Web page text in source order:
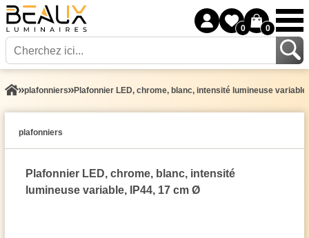
0 0
plafonniers Plafonnier LED, chrome, blanc, intensité lumineuse
plafonniers
Plafonnier LED, chrome, blanc, intensité
lumineuse variable, IP44, 17 cm Ø